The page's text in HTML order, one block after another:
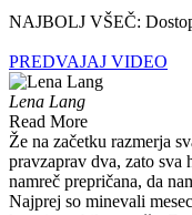
NAJBOLJ VŠEČ:
PREDVAJAJ VIDEO
Lena Lang
Read More
Že na začetku razmerja
pravzaprav dva, zato sva
namreč prepričana, da
Najprej so minevali